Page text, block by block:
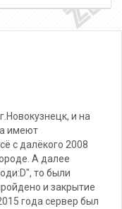
и на
имеют
с далёкого 2008
А далее
то были
и закрытие
года сервер был